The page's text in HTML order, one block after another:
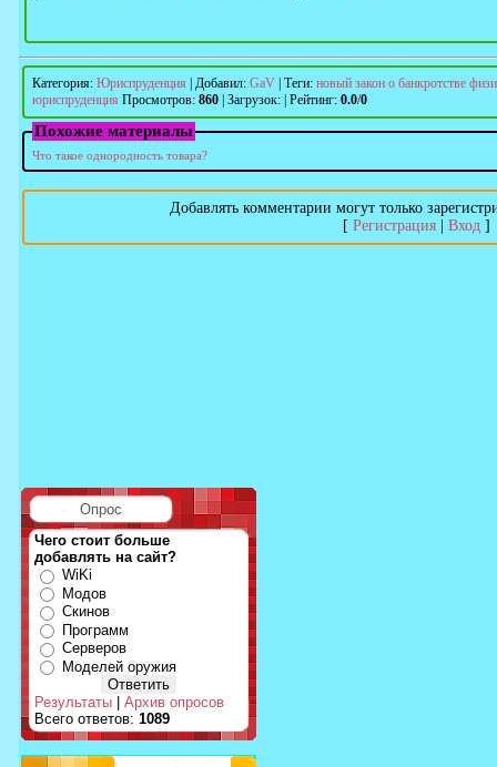
Категория: Юриспруденция Добавил: GaV Теги: новый закон о банкротстве
юриспруденция Просмотров: 860 Загрузок: Рейтинг: 0.0/0
Похожие материалы
Что такое однородность товара?
Добавлять комментарии могут только
[ Регистрация| Вход]
Опрос
Чего стоит больше
добавлять на сайт?
WiKi
Модов
Скинов
Программ
Серверов
Моделей оружия
Результаты
Архив опросов
Всего ответов: 1089